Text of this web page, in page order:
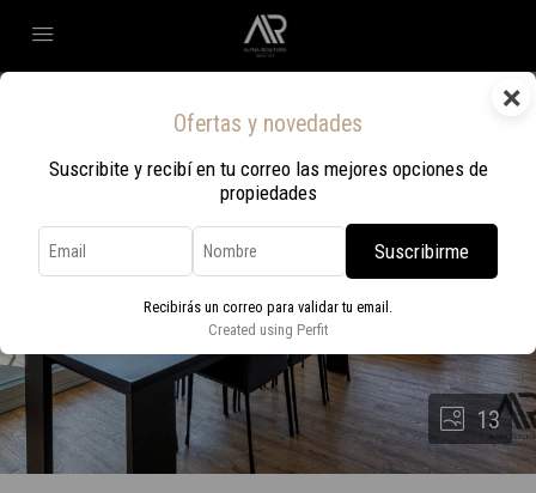
×
Ofertas y novedades
Suscribite y recibí en tu correo las mejores opciones de
propiedades
Suscribirme
Recibirás un correo para validar tu email.
Created using Perfit
13